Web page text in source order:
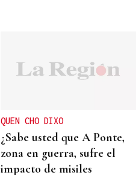
QUEN CHO DIXO
¿Sabe usted que A Ponte,
zona en guerra, sufre el
impacto de misiles